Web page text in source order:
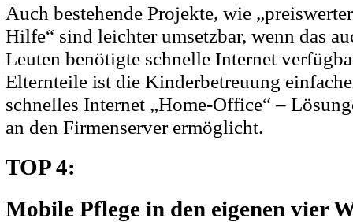
Auch bestehende Projekte, wie
Hilfe“ sind leichter umsetzbar, wenn das
Leuten benötigte schnelle Internet
Elternteile ist die Kinderbetreuung
schnelles Internet „Home-Office“ –
an den Firmenserver ermöglicht.
TOP 4:
Mobile Pflege in den eigenen vier